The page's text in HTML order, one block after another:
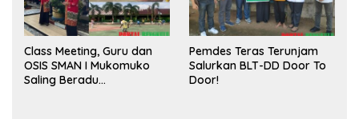
Class Meeting, Guru dan
OSIS SMAN I Mukomuko
Saling Beradu
Pemdes Teras Terunjam
Salurkan BLT-DD Door To
Door!